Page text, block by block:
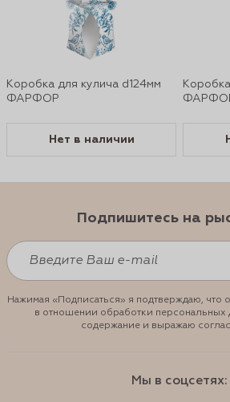
Коробка для кулича d124мм
ФАРФОР
Нет в наличии
Подпишитесь на
Нажимая «Подписаться» я подтверждаю, что
в отношении обработки персональных
содержание и выражаю
Мы в соцсетях: